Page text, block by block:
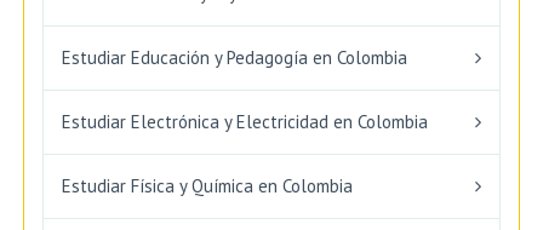
Estudiar Educación y Pedagogía en Colombia
Estudiar Electrónica y Electricidad en Colombia
Estudiar Física y Química en Colombia